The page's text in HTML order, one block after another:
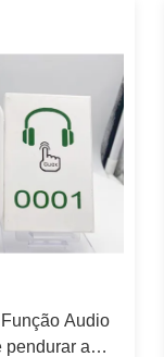
Audio
pendurar a